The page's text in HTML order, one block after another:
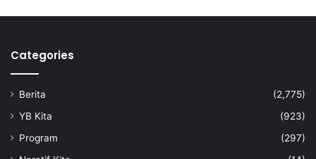
Categories
Berita
(2,775)
YB Kita
(923)
Program
(297)